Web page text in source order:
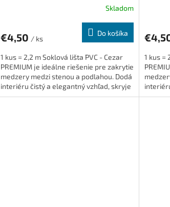
Skladom
€4,50 / ks
Do košíka
1 kus = 2,2 m Soklová lišta PVC - Cezar
PREMIUM je ideálne riešenie pre zakrytie
medzery medzi stenou a podlahou. Dodá
interiéru čistý a elegantný vzhľad, skryje
káble a je...
1 kus =
káble a